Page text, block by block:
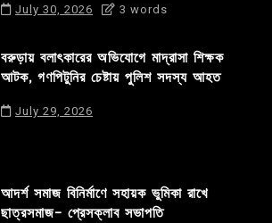
July 30, 2026 3 words
বরুড়ায় বলাৎকারের অভিযোগে মাদ্রাসা শিক্ষক
আটক, গণপিটুনির চেষ্টায় পুলিশ সদস্য আহত
July 29, 2026
আদর্শ সমাজ বিনির্মাণে সহায়ক ভুমিকা রাখে
ছাত্রসমাজ- প্রেসক্লাব সভাপতি